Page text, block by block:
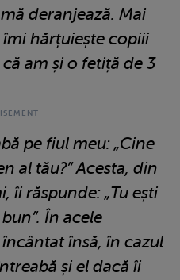
deranjează. Mai
hărțuiește copiii
am și o fetiță de 3
pe fiul meu: „Cine
al tău?” Acesta, din
îi răspunde: „Tu ești
În acele
însă, în cazul
și el dacă îi